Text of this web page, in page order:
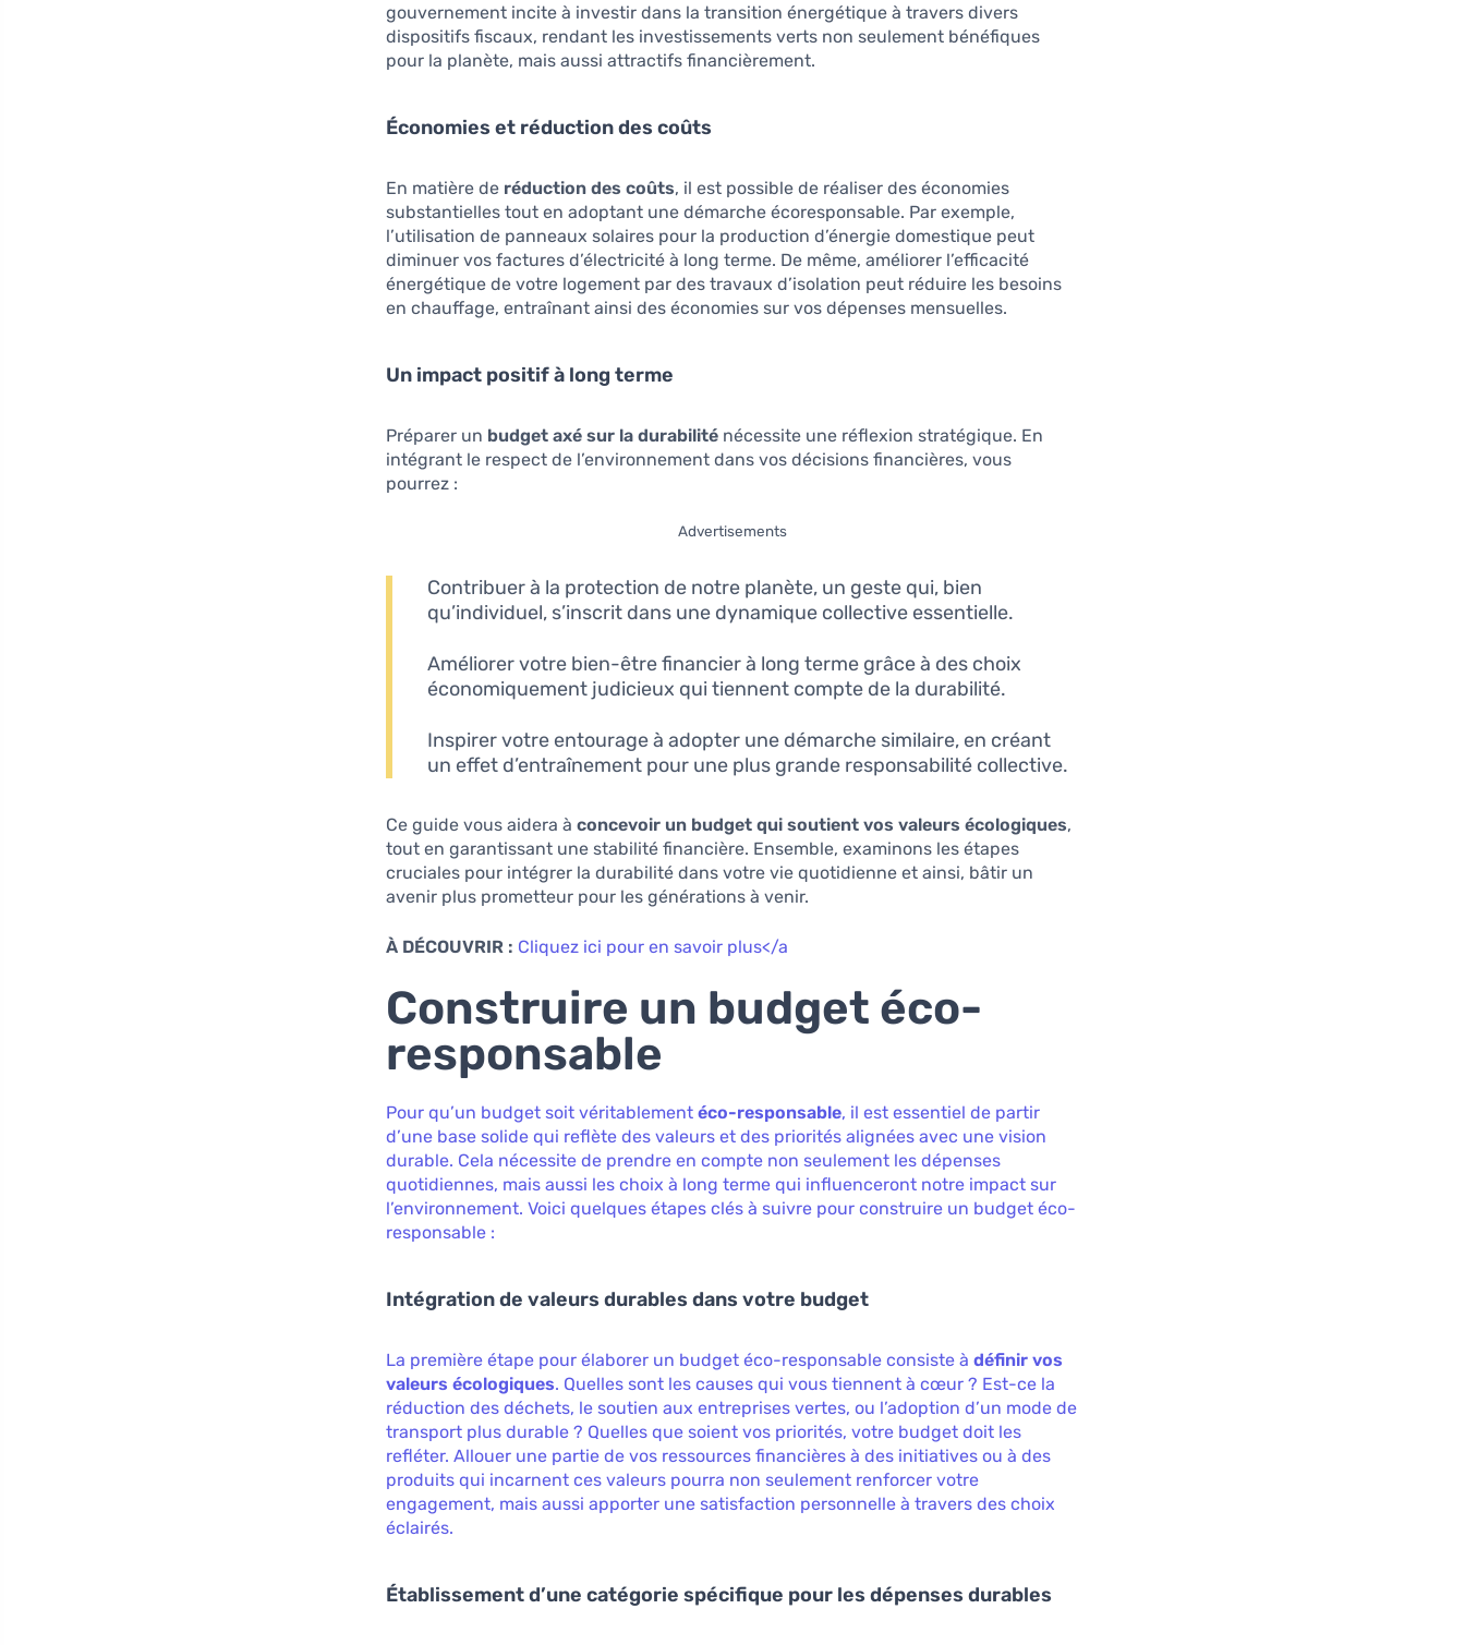
gouvernement incite à investir dans la transition énergétique à travers divers
dispositifs fiscaux, rendant les investissements verts non seulement bénéfiques
pour la planète, mais aussi attractifs financièrement.
Économies et réduction des coûts
En matière de réduction des coûts, il est possible de réaliser des économies
substantielles tout en adoptant une démarche écoresponsable. Par exemple,
l’utilisation de panneaux solaires pour la production d’énergie domestique peut
diminuer vos factures d’électricité à long terme. De même, améliorer l’efficacité
énergétique de votre logement par des travaux d’isolation peut réduire les besoins
en chauffage, entraînant ainsi des économies sur vos dépenses mensuelles.
Un impact positif à long terme
Préparer un budget axé sur la durabilité nécessite une réflexion stratégique. En
intégrant le respect de l’environnement dans vos décisions financières, vous
pourrez :
Advertisements
Contribuer à la protection de notre planète, un geste qui, bien
qu’individuel, s’inscrit dans une dynamique collective essentielle.
Améliorer votre bien-être financier à long terme grâce à des choix
économiquement judicieux qui tiennent compte de la durabilité.
Inspirer votre entourage à adopter une démarche similaire, en créant
un effet d’entraînement pour une plus grande responsabilité collective.
Ce guide vous aidera àconcevoir un budget qui soutient vos valeurs écologiques,
tout en garantissant une stabilité financière. Ensemble, examinons les étapes
cruciales pour intégrer la durabilité dans votre vie quotidienne et ainsi, bâtir un
avenir plus prometteur pour les générations à venir.
À DÉCOUVRIR : Cliquez ici pour en savoir plus</a
Construire un budget éco-
responsable
Pour qu’un budget soit véritablementéco-responsable, il est essentiel de partir
d’une base solide qui reflète des valeurs et des priorités alignées avec une vision
durable. Cela nécessite de prendre en compte non seulement les dépenses
quotidiennes, mais aussi les choix à long terme qui influenceront notre impact sur
l’environnement. Voici quelques étapes clés à suivre pour construire un budget éco-
responsable :
Intégration de valeurs durables dans votre budget
La première étape pour élaborer un budget éco-responsable consiste àdéfinir vos
valeurs écologiques. Quelles sont les causes qui vous tiennent à cœur ? Est-ce la
réduction des déchets, le soutien aux entreprises vertes, ou l’adoption d’un mode de
transport plus durable ? Quelles que soient vos priorités, votre budget doit les
refléter. Allouer une partie de vos ressources financières à des initiatives ou à des
produits qui incarnent ces valeurs pourra non seulement renforcer votre
engagement, mais aussi apporter une satisfaction personnelle à travers des choix
éclairés.
Établissement d’une catégorie spécifique pour les dépenses durables